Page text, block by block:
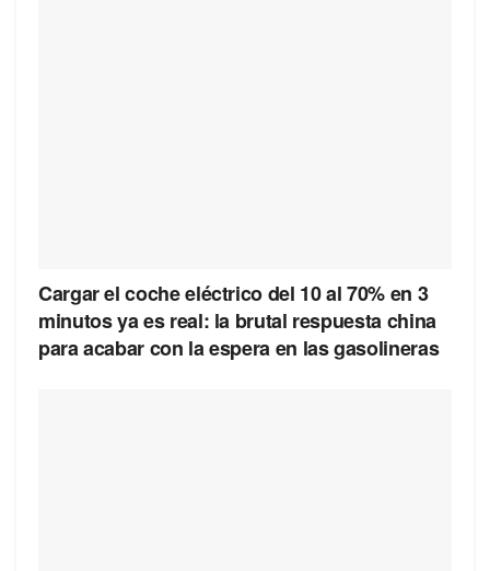
Cargar el coche eléctrico del 10 al 70% en 3
minutos ya es real: la brutal respuesta china
para acabar con la espera en las gasolineras